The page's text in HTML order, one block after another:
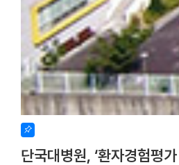
단국대병원, ‘환자경험평